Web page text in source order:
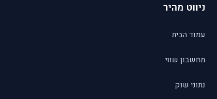
ניווט מהיר
עמוד הבית
מחשבון שווי
נתוני שוק